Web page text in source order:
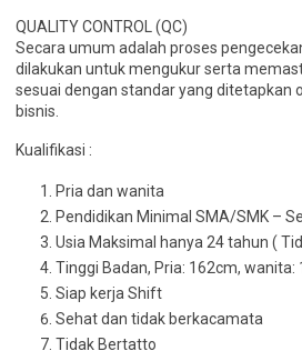
QUALITY CONTROL (QC)
Secara umum adalah proses
dilakukan untuk mengukur serta
sesuai dengan standar yang ditetapkan
bisnis.
Kualifikasi :
Pria dan wanita
Pendidikan Minimal SMA/SMK –
Usia Maksimal hanya 24 tahun (
Tinggi Badan, Pria: 162cm, wanita:
Siap kerja Shift
Sehat dan tidak berkacamata
Tidak Bertatto